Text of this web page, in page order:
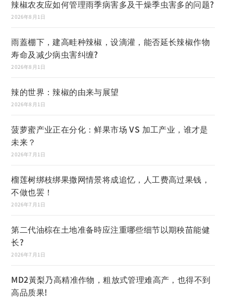
辣椒农友应如何管理雨季病害多及干燥季虫害多的问题?
2026年8月1日
雨蓋棚下，建高畦种辣椒，设滴灌，能否延长辣椒作物
寿命及减少病虫害纠缠?
2026年8月1日
辣的世界：辣椒的由来与展望
2026年8月1日
菠萝蜜产业正在分化：鲜果市场 VS 加工产业，谁才是
未来？
2026年7月1日
榴莲树绑枝绑果撒网情景将成追忆，人工费高过果钱，
不做也罢！
2026年7月1日
第二代油棕在土地准备時应注重哪些细节以期秧苗能健
长?
2026年7月1日
MD2黃梨乃高精准作物，粗放式管理难高产，也得不到
高品质果!